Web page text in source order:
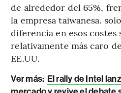
de alrededor del 65%,
la empresa taiwanesa.
diferencia en esos costes
relativamente más caro
EE.UU.
Ver más: El rally de Intel